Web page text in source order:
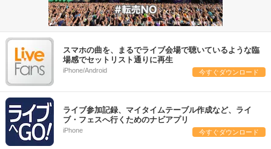
スマホの曲を、まるでライブ会場で聴いているような臨
場感でセットリスト通りに再生
iPhone/Android 今すぐダウンロード
ライブ参加記録、マイタイムテーブル作成など、ライ
ブ・フェスへ行くためのナビアプリ
iPhone 今すぐダウンロード